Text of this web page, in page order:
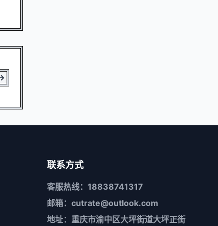
联系方式
客服热线：18838741317
邮箱：cutrate@outlook.com
地址：重庆市渝中区大坪街道大坪正街